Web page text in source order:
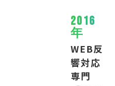
2016
年
WEB反
響対応
専門